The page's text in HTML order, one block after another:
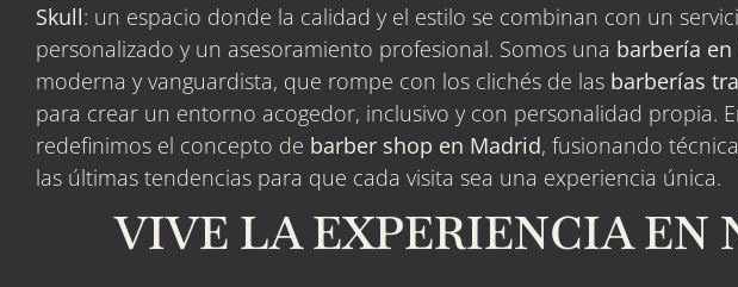
Skull: un espacio donde la calidad y el estilo se combinan con un
personalizado y un asesoramiento profesional. Somos una barbería
moderna y vanguardista, que rompe con los clichés de las barberías
para crear un entorno acogedor, inclusivo y con personalidad propia.
redefinimos el concepto de barber shop en Madrid, fusionando
las últimas tendencias para que cada visita sea una experiencia única.
VIVE LA EXPERIENCIA EN